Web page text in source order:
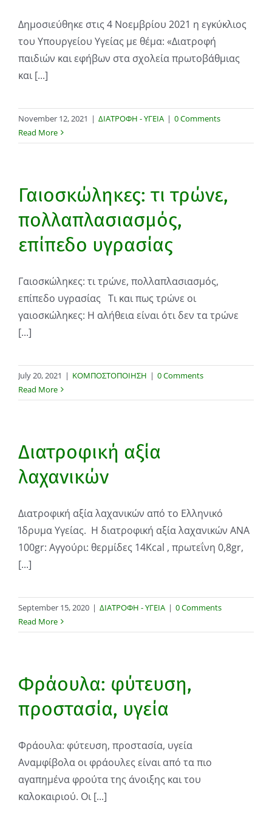
Δημοσιεύθηκε στις 4 Νοεμβρίου 2021 η εγκύκλιος
του Υπουργείου Υγείας με θέμα: «Διατροφή
παιδιών και εφήβων στα σχολεία πρωτοβάθμιας
και [...]
November 12, 2021 | ΔΙΑΤΡΟΦΗ - ΥΓΕΙΑ | 0 Comments
Read More
Γαιοσκώληκες: τι τρώνε,
πολλαπλασιασμός,
επίπεδο υγρασίας
Γαιοσκώληκες: τι τρώνε, πολλαπλασιασμός,
επίπεδο υγρασίας Τι και πως τρώνε οι
γαιοσκώληκες: Η αλήθεια είναι ότι δεν τα τρώνε
[...]
July 20, 2021 | ΚΟΜΠΟΣΤΟΠΟΙΗΣΗ | 0 Comments
Read More
Διατροφική αξία
λαχανικών
Διατροφική αξία λαχανικών από το Ελληνικό
Ίδρυμα Υγείας. Η διατροφική αξία λαχανικών ANA
100gr: Αγγούρι: θερμίδες 14Kcal , πρωτεΐνη 0,8gr,
[...]
September 15, 2020 | ΔΙΑΤΡΟΦΗ - ΥΓΕΙΑ | 0 Comments
Read More
Φράουλα: φύτευση,
προστασία, υγεία
Φράουλα: φύτευση, προστασία, υγεία
Αναμφίβολα οι φράουλες είναι από τα πιο
αγαπημένα φρούτα της άνοιξης και του
καλοκαιριού. Οι [...]